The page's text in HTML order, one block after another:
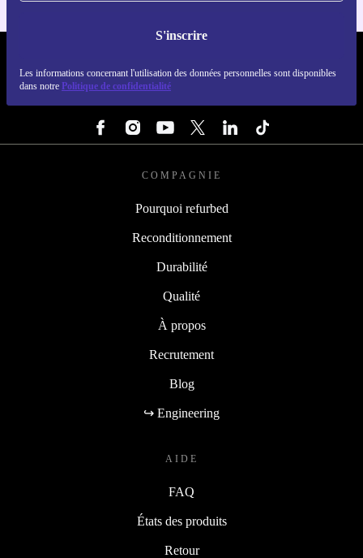
S'inscrire
Les informations concernant l'utilisation des données personnelles sont disponibles
dans notre Politique de confidentialité
COMPAGNIE
Pourquoi refurbed
Reconditionnement
Durabilité
Qualité
À propos
Recrutement
Blog
↪ Engineering
AIDE
FAQ
États des produits
Retour